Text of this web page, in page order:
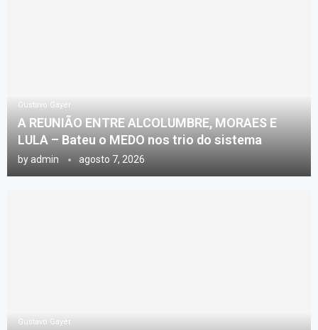
Gustavo Gayer
A REUNIÃO ENTRE ALCOLUMBRE, MORAES E
LULA – Bateu o MEDO nos trio do sistema
by admin agosto 7, 2026
Gustavo Gayer